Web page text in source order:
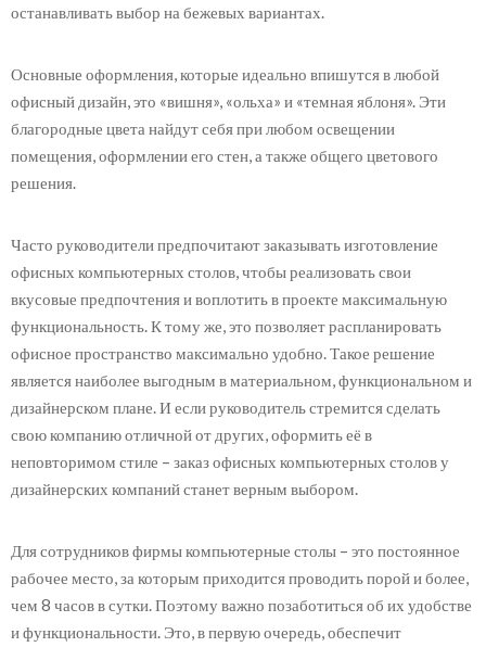
останавливать выбор на бежевых вариантах.
Основные оформления, которые идеально впишутся в любой
офисный дизайн, это «вишня», «ольха» и «темная яблоня». Эти
благородные цвета найдут себя при любом освещении
помещения, оформлении его стен, а также общего цветового
решения.
Часто руководители предпочитают заказывать изготовление
офисных компьютерных столов, чтобы реализовать свои
вкусовые предпочтения и воплотить в проекте максимальную
функциональность. К тому же, это позволяет распланировать
офисное пространство максимально удобно. Такое решение
является наиболее выгодным в материальном, функциональном и
дизайнерском плане. И если руководитель стремится сделать
свою компанию отличной от других, оформить её в
неповторимом стиле – заказ офисных компьютерных столов у
дизайнерских компаний станет верным выбором.
Для сотрудников фирмы компьютерные столы – это постоянное
рабочее место, за которым приходится проводить порой и более,
чем 8 часов в сутки. Поэтому важно позаботиться об их удобстве
и функциональности. Это, в первую очередь, обеспечит